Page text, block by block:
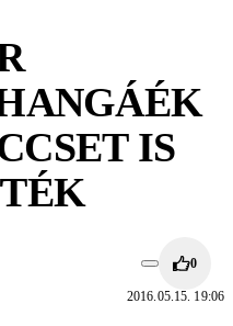
IS
0
2016.05.15. 19:06